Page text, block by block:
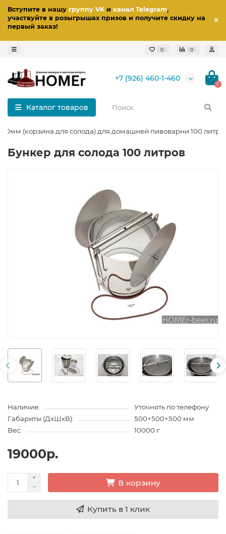
Вступите в нашу группу VKи канал Telegram,
участвуйте в розыгрышах призов и получите скидку на
первый заказ!
0 0
+7 (926) 460-1-460
0
Каталог товаров
(корзина для солода) для домашней пивоварни 100
Бункер для солода 100 литров
Наличие:
Уточнять по телефону
Габариты (ДхШхВ):
500×500×500 мм
Вес:
10000 г
19000р.
В корзину
Купить в 1 клик